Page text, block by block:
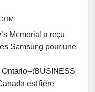
Memorial a reçu
Samsung pour une
(BUSINESS
est fière